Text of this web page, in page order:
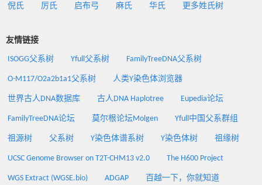
倪氏 厉氏 启布弓 麻氏 华氏 更多姓氏树
友情链接
ISOGG父系树 Yfull父系树 FamilyTreeDNA父系树
O-M117/O2a2b1a1父系树 人类Y染色体浏览器
世界古人DNA数据库 古人DNA Haplotree Eupedia论坛
FamilyTreeDNA论坛 莫尔根论坛Molgen Yfull中国父系群组
祖源树 父系树 Y染色体谱系树 Y染色体树 祖缘树
UCSC Genome Browser on T2T-CHM13 v2.0 The H600 Project
WGS Extract (WGSE.bio) ADGAP 百越一下，你就知道